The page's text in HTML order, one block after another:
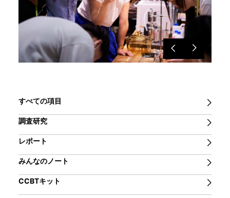
すべての項目
調査研究
レポート
みんなのノート
CCBTキット